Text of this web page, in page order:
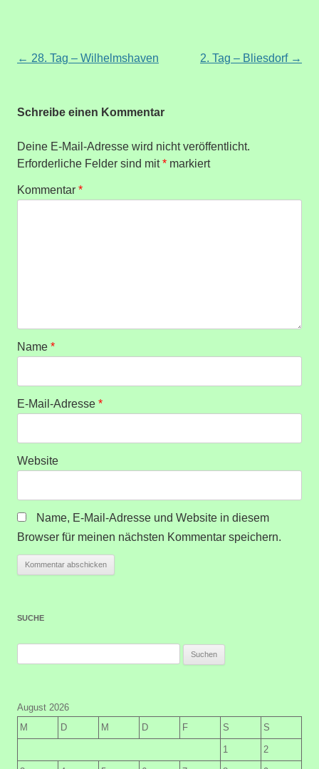
Beitragsnavigation
← 28. Tag – Wilhelmshaven 2. Tag – Bliesdorf →
Schreibe einen Kommentar
Deine E-Mail-Adresse wird nicht veröffentlicht.
Erforderliche Felder sind mit* markiert
Kommentar *
Name *
E-Mail-Adresse *
Website
Name, E-Mail-Adresse und Website in diesem
Browser für meinen nächsten Kommentar speichern.
SUCHE
August 2026
M
D M D F S S
1 2